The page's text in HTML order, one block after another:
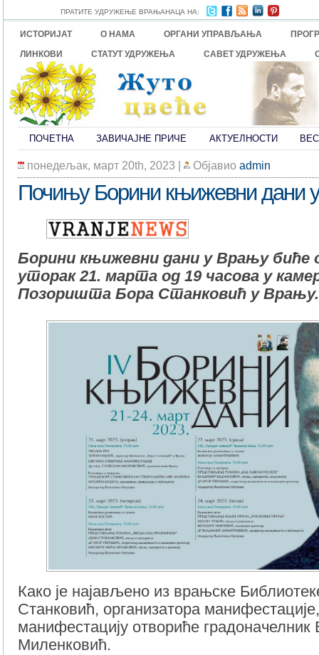
ПРАТИТЕ УДРУЖЕЊЕ ВРАЊАНАЦА НА:
ИСТОРИЈАТ О НАМА ОРГАНИ УПРАВЉАЊА
ЛИНКОВИ
СТАТУТ УДРУЖЕЊА САВЕТ УДРУЖЕЊА
ПОЧЕТНА ЗАВИЧАЈНЕ ПРИЧЕ АКТУЕЛНОСТИ
понедељак, март 20th, 2023 | Објавио admin
Почињу Борини књижевни дани
Борини књижевни дани у Врању биће
уторак 21. марта од 19 часова у
Позоришта Бора Станковић у Врању.
Како је најављено из врањске
Станковић, организатора
манифестацију отвориће
Миленковић.